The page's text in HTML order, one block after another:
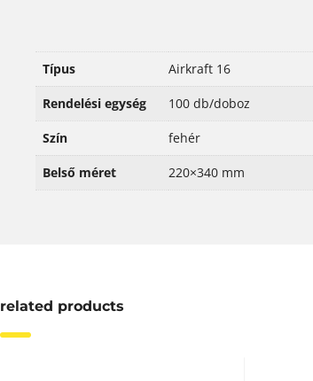
Típus Airkraft 16
Rendelési egység 100 db/doboz
Szín fehér
Belső méret 220×340 mm
related products